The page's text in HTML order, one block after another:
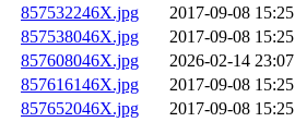
857532246X.jpg
2017-09-08 15:25
857538046X.jpg
2017-09-08 15:25
857608046X.jpg
2026-02-14 23:07
857616146X.jpg
2017-09-08 15:25
857652046X.jpg
2017-09-08 15:25